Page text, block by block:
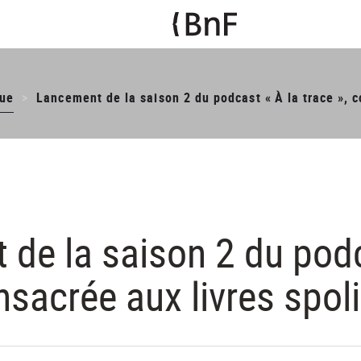
Lancement de la saison 2 du podcast « À la trace »,
de la saison 2 du
aux livres